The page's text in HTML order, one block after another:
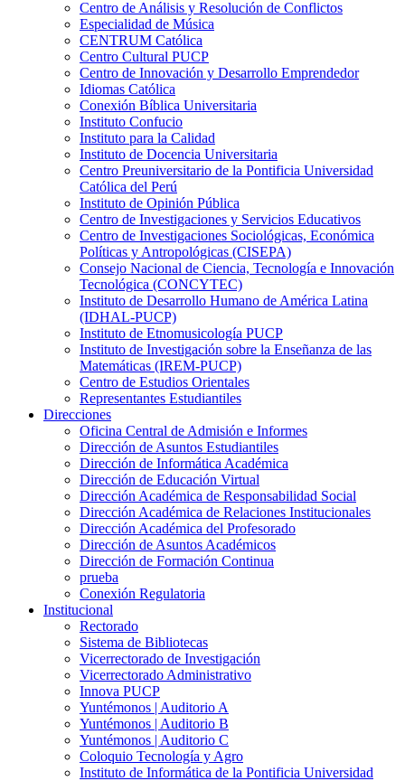
Centro de Análisis y Resolución de Conflictos
Especialidad de Música
CENTRUM Católica
Centro Cultural PUCP
Centro de Innovación y Desarrollo Emprendedor
Idiomas Católica
Conexión Bíblica Universitaria
Instituto Confucio
Instituto para la Calidad
Instituto de Docencia Universitaria
Centro Preuniversitario de la Pontificia Universidad
Católica del Perú
Instituto de Opinión Pública
Centro de Investigaciones y Servicios Educativos
Centro de Investigaciones Sociológicas, Económica
Políticas y Antropológicas (CISEPA)
Consejo Nacional de Ciencia, Tecnología e Innovación
Tecnológica (CONCYTEC)
Instituto de Desarrollo Humano de América Latina
(IDHAL-PUCP)
Instituto de Etnomusicología PUCP
Instituto de Investigación sobre la Enseñanza de las
Matemáticas (IREM-PUCP)
Centro de Estudios Orientales
Representantes Estudiantiles
Direcciones
Oficina Central de Admisión e Informes
Dirección de Asuntos Estudiantiles
Dirección de Informática Académica
Dirección de Educación Virtual
Dirección Académica de Responsabilidad Social
Dirección Académica de Relaciones Institucionales
Dirección Académica del Profesorado
Dirección de Asuntos Académicos
Dirección de Formación Continua
prueba
Conexión Regulatoria
Institucional
Rectorado
Sistema de Bibliotecas
Vicerrectorado de Investigación
Vicerrectorado Administrativo
Innova PUCP
Yuntémonos | Auditorio A
Yuntémonos | Auditorio B
Yuntémonos | Auditorio C
Coloquio Tecnología y Agro
Instituto de Informática de la Pontificia Universidad